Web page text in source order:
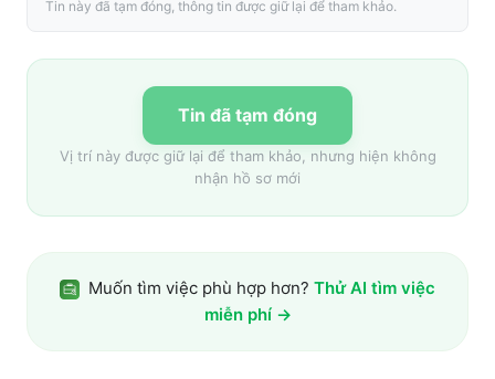
Tin này đã tạm đóng, thông tin được giữ lại để tham khảo.
Tin đã tạm đóng
Vị trí này được giữ lại để tham khảo, nhưng hiện không
nhận hồ sơ mới
Muốn tìm việc phù hợp hơn? Thử AI tìm việc
miễn phí →